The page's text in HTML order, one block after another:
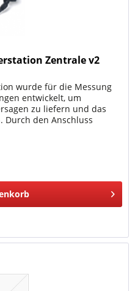
Zentrale v2
wurde für die Messung
entwickelt, um
zu liefern und das
Durch den Anschluss